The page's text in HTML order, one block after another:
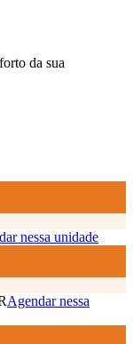
da sua
nessa unidade
Agendar nessa